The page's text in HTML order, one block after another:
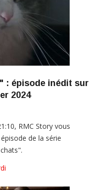
: épisode inédit sur
2024
RMC Story vous
de la série